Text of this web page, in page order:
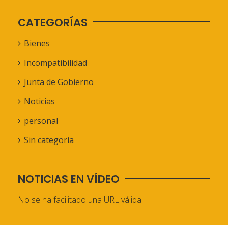
CATEGORÍAS
Bienes
Incompatibilidad
Junta de Gobierno
Noticias
personal
Sin categoría
NOTICIAS EN VÍDEO
No se ha facilitado una URL válida.